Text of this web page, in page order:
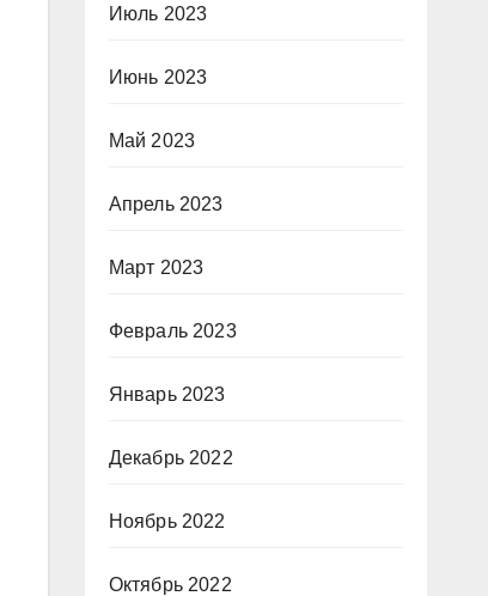
Июль 2023
Июнь 2023
Май 2023
Апрель 2023
Март 2023
Февраль 2023
Январь 2023
Декабрь 2022
Ноябрь 2022
Октябрь 2022